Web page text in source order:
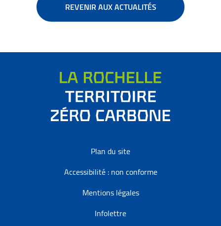
REVENIR AUX ACTUALITÉS
Plan du site
Accessibilité : non conforme
Mentions légales
Infolettre